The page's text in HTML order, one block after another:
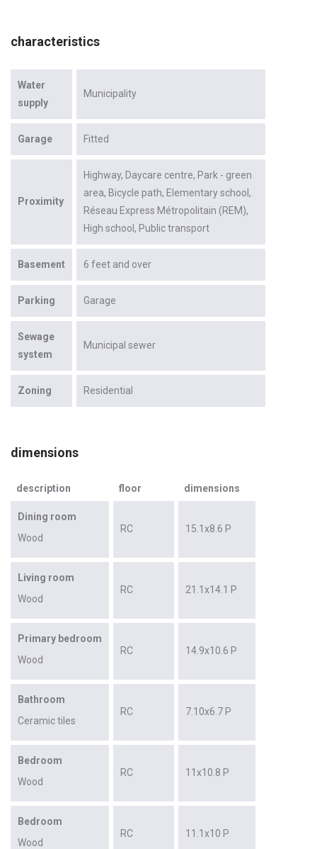
characteristics
Water
supply
Municipality
Garage Fitted
Proximity
Highway Daycare centre Park - green
area Bicycle path Elementary school
Réseau Express Métropolitain (REM)
High school Public transport
Basement 6 feet and over
Parking Garage
Sewage
system
Municipal sewer
Zoning Residential
dimensions
description floor dimensions
Dining room
Wood
RC 15.1x8.6 P
Living room
Wood
RC 21.1x14.1 P
Primary bedroom
Wood
RC 14.9x10.6 P
Bathroom
Ceramic tiles
RC 7.10x6.7 P
Bedroom
Wood
RC 11x10.8 P
Bedroom
Wood
RC 11.1x10 P